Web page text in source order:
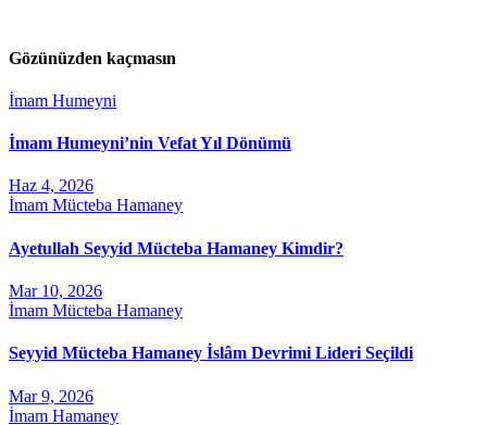
Gözünüzden kaçmasın
İmam Humeyni
İmam Humeyni’nin Vefat Yıl Dönümü
Haz 4, 2026
İmam Mücteba Hamaney
Ayetullah Seyyid Mücteba Hamaney Kimdir?
Mar 10, 2026
İmam Mücteba Hamaney
Seyyid Mücteba Hamaney İslâm Devrimi Lideri Seçildi
Mar 9, 2026
İmam Hamaney